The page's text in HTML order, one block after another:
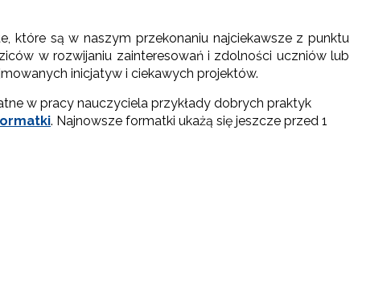
które są w naszym przekonaniu najciekawsze z punktu
w rozwijaniu zainteresowań i zdolności uczniów lub
inicjatyw i ciekawych projektów.
w pracy nauczyciela przykłady dobrych praktyk
. Najnowsze formatki ukażą się jeszcze przed 1